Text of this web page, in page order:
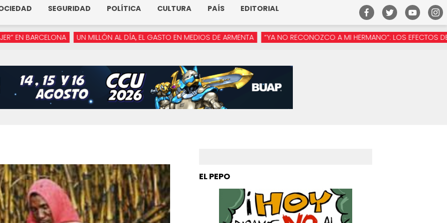
SEGURIDAD POLÍTICA CULTURA PAÍS
EDITORIAL
UN MILLÓN AL DÍA, EL GASTO EN MEDIOS DE ARMENTA “YA NO RECONOZCO A MI HERMANO”: LOS EFECTOS DE LA
EL PEPO